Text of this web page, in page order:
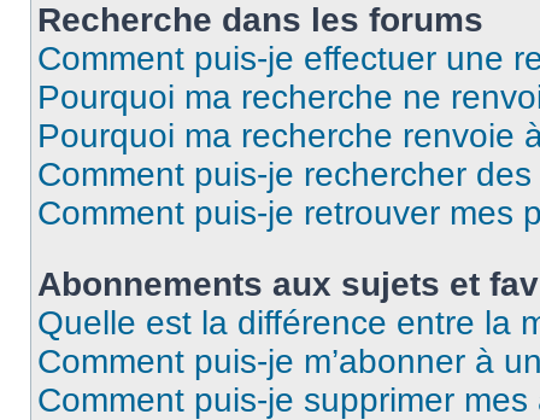
Recherche dans les forums
Comment puis-je effectuer une
Pourquoi ma recherche ne
Pourquoi ma recherche renvoie
Comment puis-je rechercher
Comment puis-je retrouver mes
Abonnements aux sujets et
Quelle est la différence entre la
Comment puis-je m’abonner à
Comment puis-je supprimer